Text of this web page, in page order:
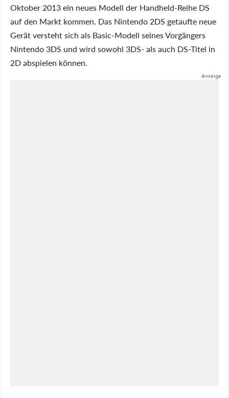
Oktober 2013 ein neues Modell der Handheld-Reihe DS
auf den Markt kommen. Das Nintendo 2DS getaufte neue
Gerät versteht sich als Basic-Modell seines Vorgängers
Nintendo 3DS und wird sowohl 3DS- als auch DS-Titel in
2D abspielen können.